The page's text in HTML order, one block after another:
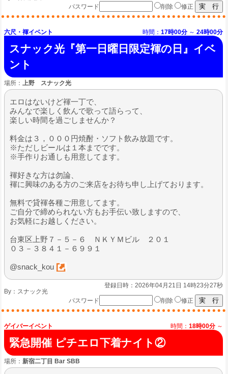
パスワード
削除 修正
六尺・褌イベント 時間： 17時00分 ～ 24時00分
スナック光『第一日曜日限定褌の日』イベ
ント
場所： 上野 スナック光
エロはないけど褌一丁で、
みんなで楽しく飲んで歌って語らって、
楽しい時間を過ごしませんか？
料金は３，０００円焼酎・ソフト飲み放題です。
※ただしビールは１本までです。
※手作りお通しも用意してます。
褌好きな方は勿論、
褌に興味のある方のご来店をお待ち申し上げております。
無料で貸褌各種ご用意してます。
ご自分で締められない方もお手伝い致しますので、
お気軽にお越しください。
台東区上野７－５－６ ＮＫＹＭビル ２０１
０３－３８４１－６９９１
@snack_kou
登録日時：2026年04月21日 14時23分27秒
By： スナック光
パスワード
削除 修正
ゲイバーイベント 時間： 18時00分 ～
緊急開催 ピチエロ下着ナイト②
場所： 新宿二丁目 Bar SBB